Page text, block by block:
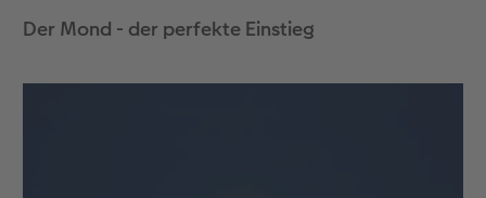
vermeiden. Stellen Sie Ihre Kamera manuell ein.
Der Mond - der perfekte Einstieg